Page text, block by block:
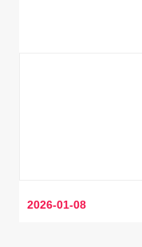
2026-01-08